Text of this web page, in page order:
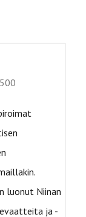
luonut Niinan
ja -